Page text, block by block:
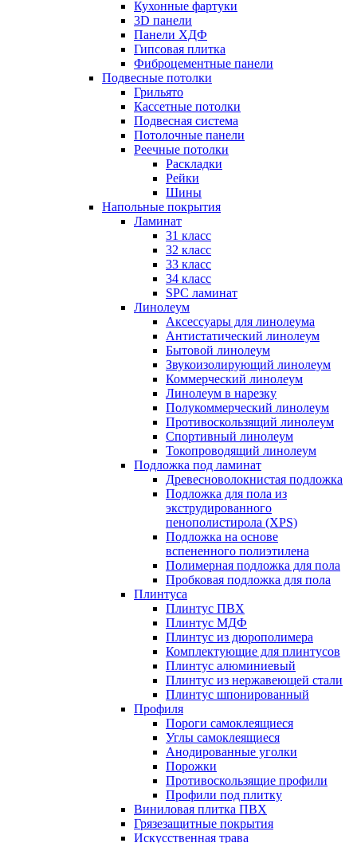
Кухонные фартуки
3D панели
Панели ХДФ
Гипсовая плитка
Фиброцементные панели
Подвесные потолки
Грильято
Кассетные потолки
Подвесная система
Потолочные панели
Реечные потолки
Раскладки
Рейки
Шины
Напольные покрытия
Ламинат
31 класс
32 класс
33 класс
34 класс
SPC ламинат
Линолеум
Аксессуары для линолеума
Антистатический линолеум
Бытовой линолеум
Звукоизолирующий линолеум
Коммерческий линолеум
Линолеум в нарезку
Полукоммерческий линолеум
Противоскользящий линолеум
Спортивный линолеум
Токопроводящий линолеум
Подложка под ламинат
Древесноволокнистая подложка
Подложка для пола из
экструдированного
пенополистирола (XPS)
Подложка на основе
вспененного полиэтилена
Полимерная подложка для пола
Пробковая подложка для пола
Плинтуса
Плинтус ПВХ
Плинтус МДФ
Плинтус из дюрополимера
Комплектующие для плинтусов
Плинтус алюминиевый
Плинтус из нержавеющей стали
Плинтус шпонированный
Профиля
Пороги самоклеящиеся
Углы самоклеящиеся
Анодированные уголки
Порожки
Противоскользящие профили
Профили под плитку
Виниловая плитка ПВХ
Грязезащитные покрытия
Искусственная трава